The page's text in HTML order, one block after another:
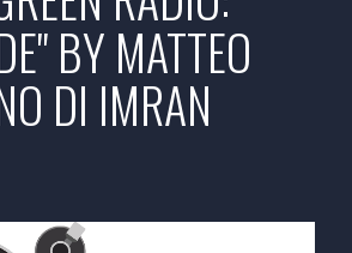
BY MATTEO
DI IMRAN